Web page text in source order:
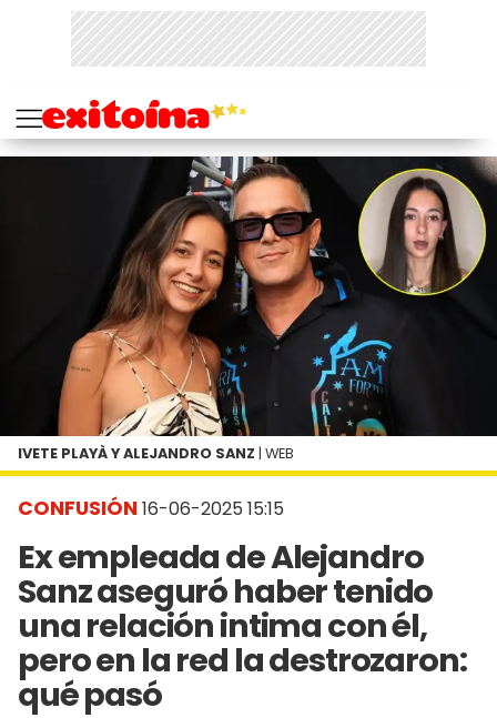
CONFUSIÓN 16-06-2025 15:15
Ex empleada de Alejandro
Sanz aseguró haber tenido
una relación intima con él,
pero en la red la destrozaron:
qué pasó
IVETE PLAYÀ Y ALEJANDRO SANZ | WEB